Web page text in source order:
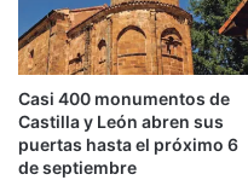
Casi 400 monumentos de
Castilla y León abren sus
puertas hasta el próximo 6
de septiembre